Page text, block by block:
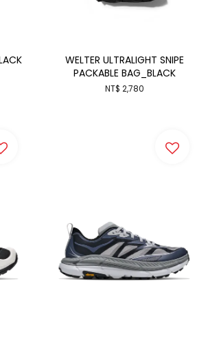
WELTER ULTRALIGHT SNIPE
PACKABLE BAG_BLACK
NT$ 2,780